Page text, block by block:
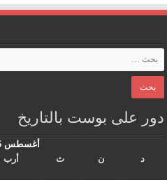
دور على بوست بالتاريخ
أغسطس 2026
د
ن ث أرب